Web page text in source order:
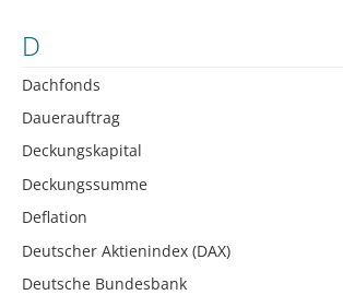
D
Dachfonds
Dauerauftrag
Deckungskapital
Deckungssumme
Deflation
Deutscher Aktienindex (DAX)
Deutsche Bundesbank